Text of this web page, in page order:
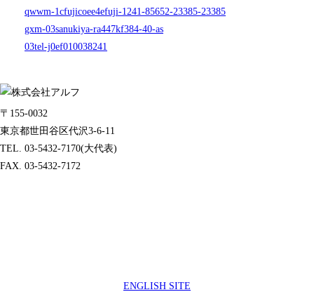
qwwm-1cfujicoee4efuji-1241-85652-23385-23385
gxm-03sanukiya-ra447kf384-40-as
03tel-j0ef010038241
〒155-0032
東京都世田谷区代沢3-6-11
TEL. 03-5432-7170(大代表)
FAX. 03-5432-7172
ENGLISH SITE